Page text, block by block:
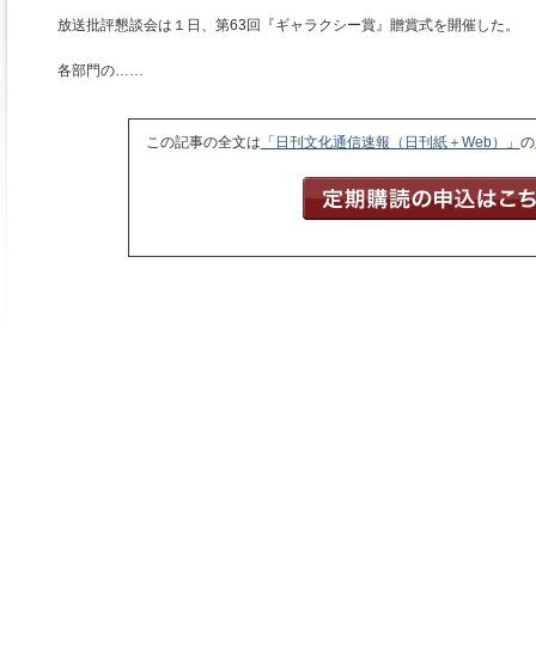
放送批評懇談会は１日、第63回『ギャラクシー賞』贈賞式を開催した。
各部門の……
この記事の全文は 「日刊文化通信速報（日刊紙＋Web）」